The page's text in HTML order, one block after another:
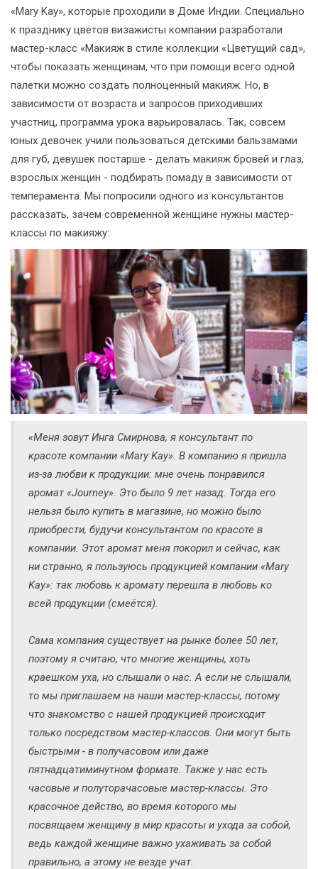
«Mary Kay», которые проходили в Доме Индии. Специально
к празднику цветов визажисты компании разработали
мастер-класс «Макияж в стиле коллекции «Цветущий сад»,
чтобы показать женщинам, что при помощи всего одной
палетки можно создать полноценный макияж. Но, в
зависимости от возраста и запросов приходивших
участниц, программа урока варьировалась. Так, совсем
юных девочек учили пользоваться детскими бальзамами
для губ, девушек постарше - делать макияж бровей и глаз,
взрослых женщин - подбирать помаду в зависимости от
темперамента. Мы попросили одного из консультантов
рассказать, зачем современной женщине нужны мастер-
классы по макияжу:
«Меня зовут Инга Смирнова, я конcультант по
красоте компании «Mary Kay». В компанию я пришла
из-за любви к продукции: мне очень понравился
аромат «Journey». Это было 9 лет назад. Тогда его
нельзя было купить в магазине, но можно было
приобрести, будучи консультантом по красоте в
компании. Этот аромат меня покорил и сейчас, как
ни странно, я пользуюсь продукцией компании «Mary
Kay»: так любовь к аромату перешла в любовь ко
всей продукции (смеётся).
Сама компания существует на рынке более 50 лет,
поэтому я считаю, что многие женщины, хоть
краешком уха, но слышали о нас. А если не слышали,
то мы приглашаем на наши мастер-классы, потому
что знакомство с нашей продукцией происходит
только посредством мастер-классов. Они могут быть
быстрыми - в получасовом или даже
пятнадцатиминутном формате. Также у нас есть
часовые и полуторачасовые мастер-классы. Это
красочное действо, во время которого мы
посвящаем женщину в мир красоты и ухода за собой,
ведь каждой женщине важно ухаживать за собой
правильно, а этому не везде учат.